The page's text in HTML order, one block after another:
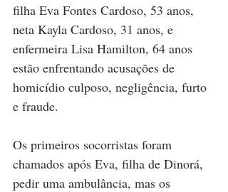
filha Eva Fontes Cardoso, 53 anos,
neta Kayla Cardoso, 31 anos, e
enfermeira Lisa Hamilton, 64 anos
estão enfrentando acusações de
homicídio culposo, negligência, furto
e fraude.
Os primeiros socorristas foram
chamados após Eva, filha de Dinorá,
pedir uma ambulância, mas os